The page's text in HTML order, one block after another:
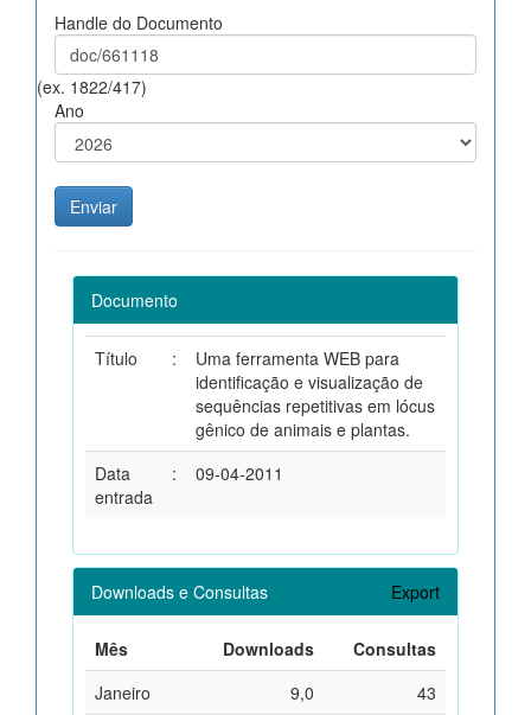
Handle do Documento
(ex. 1822/417)
Ano
Documento
Título :
Uma ferramenta WEB para
identificação e visualização de
sequências repetitivas em lócus
gênico de animais e plantas.
Data
entrada
: 09-04-2011
Downloads e Consultas Export
Mês Downloads
Consultas
Janeiro
9,0
43